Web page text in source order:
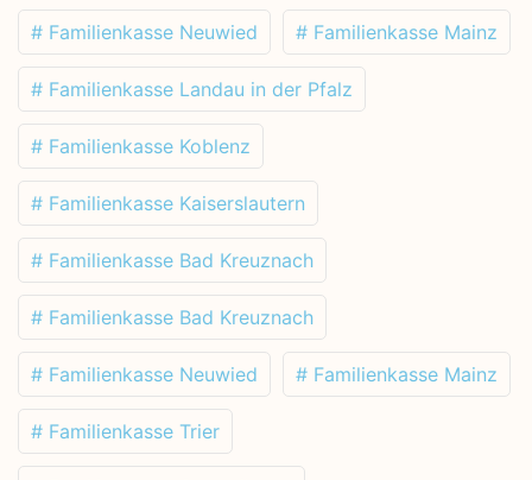
# Familienkasse Neuwied # Familienkasse Mainz
# Familienkasse Landau in der Pfalz
# Familienkasse Koblenz
# Familienkasse Kaiserslautern
# Familienkasse Bad Kreuznach
# Familienkasse Bad Kreuznach
# Familienkasse Neuwied # Familienkasse Mainz
# Familienkasse Trier